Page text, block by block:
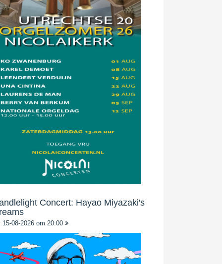
Concert: Hayao Miyazaki's
15-08-2026 om 20:00